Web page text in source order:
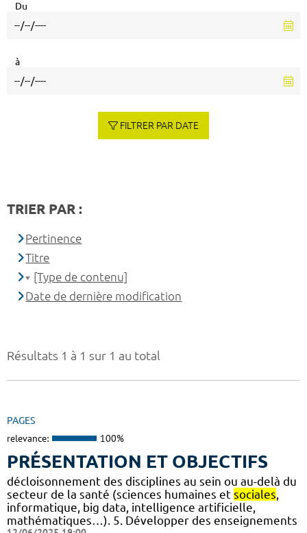
Résultats 1 à 1 sur 1 au total
PAGES
relevance: 100%
PRÉSENTATION ET OBJECTIFS
décloisonnement des disciplines au sein ou au-delà du
secteur de la santé (sciences humaines et sociales
informatique, big data, intelligence artificielle,
mathématiques…). 5. Développer des enseignements
Du
à
FILTRER PAR DATE
TRIER PAR :
Pertinence
Titre
[Type de contenu]
Date de dernière modification